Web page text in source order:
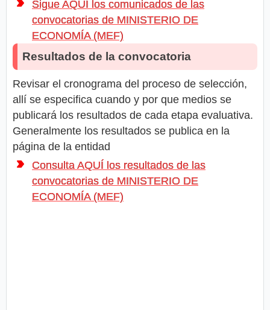
Sigue AQUÍ los comunicados de las
convocatorias de MINISTERIO DE
ECONOMÍA (MEF)
Resultados de la convocatoria
Revisar el cronograma del proceso de selección,
allí se especifica cuando y por que medios se
publicará los resultados de cada etapa evaluativa.
Generalmente los resultados se publica en la
página de la entidad
Consulta AQUÍ los resultados de las
convocatorias de MINISTERIO DE
ECONOMÍA (MEF)